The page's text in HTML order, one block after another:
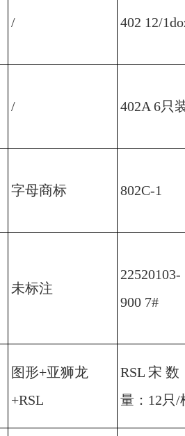
/ 402 12/
/ 402A 6只
字母商标 802C-1
未标注
22520103-
900 7#
图形+亚狮龙
+RSL
RSL 宋 数
量： 12只/